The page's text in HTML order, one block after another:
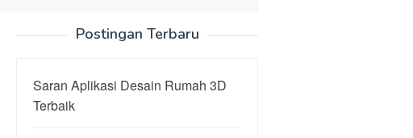
Postingan Terbaru
Saran Aplikasi Desain Rumah 3D
Terbaik